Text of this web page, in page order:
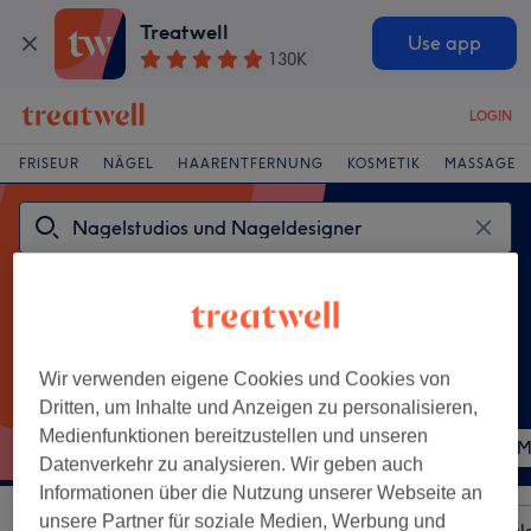
Treatwell
130K
Use app
LOGIN
FRISEUR NÄGEL HAARENTFERNUNG KOSMETIK MASSAGE
Beliebte Behandlungen
Gel Maniküre
Gel Pediküre Pediküre
Wir verwenden eigene Cookies und Cookies von
Dritten, um Inhalte und Anzeigen zu personalisieren,
Medienfunktionen bereitzustellen und unseren
Datenverkehr zu analysieren. Wir geben auch
Informationen über die Nutzung unserer Webseite an
unsere Partner für soziale Medien, Werbung und